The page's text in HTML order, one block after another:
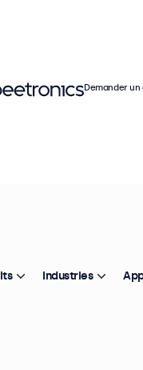
7 à 32
et robuste. Ces
exceptionnelle
Demander un
Industries